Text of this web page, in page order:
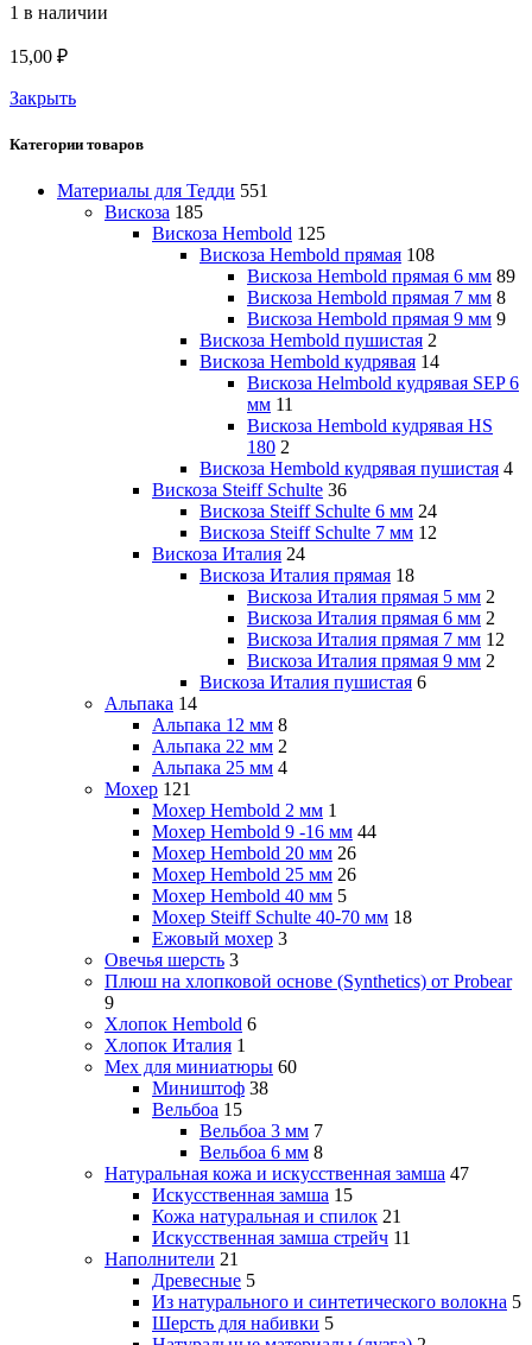
1 в наличии
15,00 ₽
Закрыть
Категории товаров
Материалы для Тедди 551
Вискоза 185
Вискоза Hembold 125
Вискоза Hembold прямая 108
Вискоза Hembold прямая 6 мм 89
Вискоза Hembold прямая 7 мм 8
Вискоза Hembold прямая 9 мм 9
Вискоза Hembold пушистая 2
Вискоза Hembold кудрявая 14
Вискоза Helmbold кудрявая SEP 6
мм 11
Вискоза Hembold кудрявая HS
180 2
Вискоза Hembold кудрявая пушистая 4
Вискоза Steiff Schulte 36
Вискоза Steiff Schulte 6 мм 24
Вискоза Steiff Schulte 7 мм 12
Вискоза Италия 24
Вискоза Италия прямая 18
Вискоза Италия прямая 5 мм 2
Вискоза Италия прямая 6 мм 2
Вискоза Италия прямая 7 мм 12
Вискоза Италия прямая 9 мм 2
Вискоза Италия пушистая 6
Альпака 14
Альпака 12 мм 8
Альпака 22 мм 2
Альпака 25 мм 4
Мохер 121
Мохер Hembold 2 мм 1
Мохер Hembold 9 -16 мм 44
Мохер Hembold 20 мм 26
Мохер Hembold 25 мм 26
Мохер Hembold 40 мм 5
Мохер Steiff Schulte 40-70 мм 18
Ежовый мохер 3
Овечья шерсть 3
Плюш на хлопковой основе (Synthetics) от Probear
9
Хлопок Hembold 6
Хлопок Италия 1
Мех для миниатюры 60
Миништоф 38
Вельбоа 15
Вельбоа 3 мм 7
Вельбоа 6 мм 8
Натуральная кожа и искусственная замша 47
Искусственная замша 15
Кожа натуральная и спилок 21
Искусственная замша стрейч 11
Наполнители 21
Древесные 5
Из натурального и синтетического волокна 5
Шерсть для набивки 5